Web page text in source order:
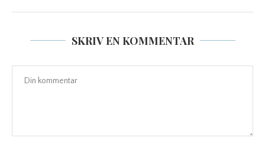
SKRIV EN KOMMENTAR